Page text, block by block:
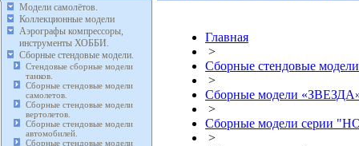
Модели самолётов.
Коллекционные модели
Аэрографы компрессоры,
инструменты ХОББИ.
Сборные стендовые модели.
Стендовые сборные модели
танков.
Сборные стендовые модели
самолетов.
Сборные стендовые модели
вертолетов.
Сборные стендовые модели
автомобилей.
Сборные стендовые модели
Главная
>
Сборные стендовые
>
Сборные модели
>
Сборные модели серии
>